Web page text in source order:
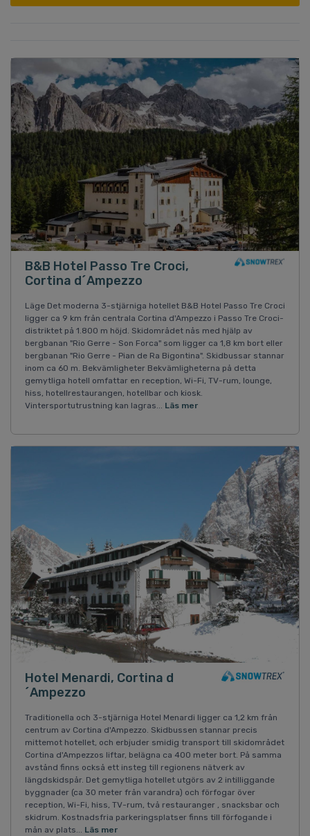
B&B Hotel Passo Tre Croci,
Cortina d´Ampezzo
Läge Det moderna 3-stjärniga hotellet B&B Hotel Passo Tre Croci
ligger ca 9 km från centrala Cortina d'Ampezzo i Passo Tre Croci-
distriktet på 1.800 m höjd. Skidområdet nås med hjälp av
bergbanan "Rio Gerre - Son Forca" som ligger ca 1,8 km bort eller
bergbanan "Rio Gerre - Pian de Ra Bigontina". Skidbussar stannar
inom ca 60 m. Bekvämligheter Bekvämligheterna på detta
gemytliga hotell omfattar en reception, Wi-Fi, TV-rum, lounge,
hiss, hotellrestaurangen, hotellbar och kiosk.
Vintersportutrustning kan lagras... Läs mer
Hotel Menardi, Cortina d
´Ampezzo
Traditionella och 3-stjärniga Hotel Menardi ligger ca 1,2 km från
centrum av Cortina d'Ampezzo. Skidbussen stannar precis
mittemot hotellet, och erbjuder smidig transport till skidområdet
Cortina d'Ampezzos liftar, belägna ca 400 meter bort. På samma
avstånd finns också ett insteg till regionens nätverk av
längdskidspår. Det gemytliga hotellet utgörs av 2 intilliggande
byggnader (ca 30 meter från varandra) och förfogar över
reception, Wi-Fi, hiss, TV-rum, två restauranger , snacksbar och
skidrum. Kostnadsfria parkeringsplatser finns till förfogande i
mån av plats... Läs mer